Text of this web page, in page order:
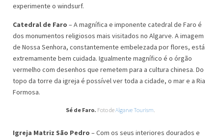
experimente o windsurf.
Catedral de Faro – A magnífica e imponente catedral de Faro é
dos monumentos religiosos mais visitados no Algarve. A imagem
de Nossa Senhora, constantemente embelezada por flores, está
extremamente bem cuidada. Igualmente magnífico é o órgão
vermelho com desenhos que remetem para a cultura chinesa. Do
topo da torre da igreja é possível ver toda a cidade, o mar e a Ria
Formosa.
Sé de Faro. Foto deAlgarve Tourism.
Igreja Matriz São Pedro – Com os seus interiores dourados e